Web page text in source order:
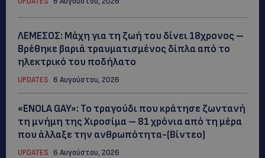
ΛΕΜΕΣΟΣ: Μάχη για τη ζωή του δίνει 18χρονος –
Βρέθηκε βαριά τραυματισμένος δίπλα από το
ηλεκτρικό του ποδήλατο
UPDATES 6 Αυγούστου, 2026
«ENOLA GAY»: Το τραγούδι που κράτησε ζωντανή
τη μνήμη της Χιροσίμα – 81 χρόνια από τη μέρα
που άλλαξε την ανθρωπότητα-(Bίντεο)
UPDATES 6 Αυγούστου, 2026